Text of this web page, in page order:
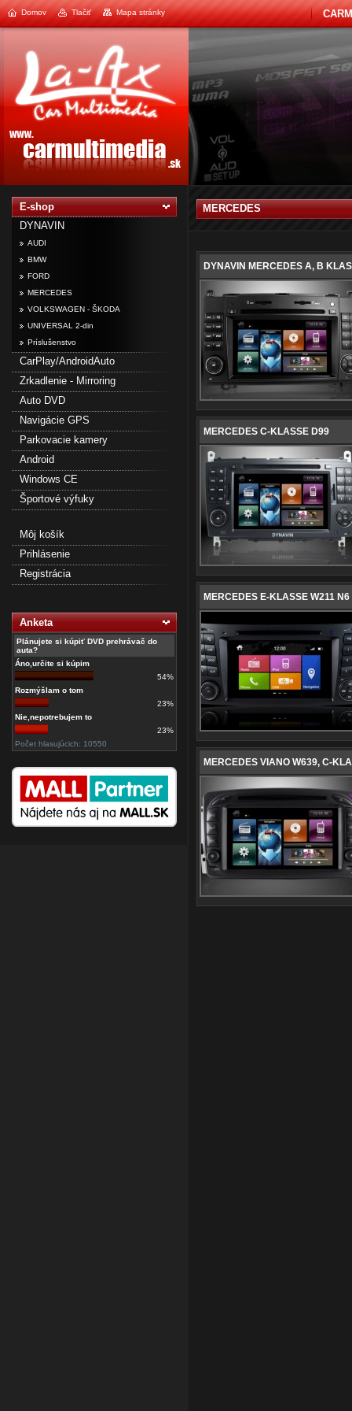
Domov Tlačiť Mapa stránky
E-shop
DYNAVIN
AUDI
BMW
FORD
MERCEDES
VOLKSWAGEN - ŠKODA
UNIVERSAL 2-din
Príslušenstvo
CarPlay/AndroidAuto
Zrkadlenie - Mirroring
Auto DVD
Navigácie GPS
Parkovacie kamery
Android
Windows CE
Športové výfuky
Môj košík
Prihlásenie
Registrácia
Anketa
Plánujete si kúpiť DVD prehrávač do
auta?
Áno,určite si kúpim
54%
Rozmýšlam o tom
23%
Nie,nepotrebujem to
23%
Počet hlasujúcich: 10550
MERCEDES
DYNAVIN MERCEDES A, B
MERCEDES C-KLASSE D99
MERCEDES E-KLASSE W211 N6
MERCEDES VIANO W639, C-